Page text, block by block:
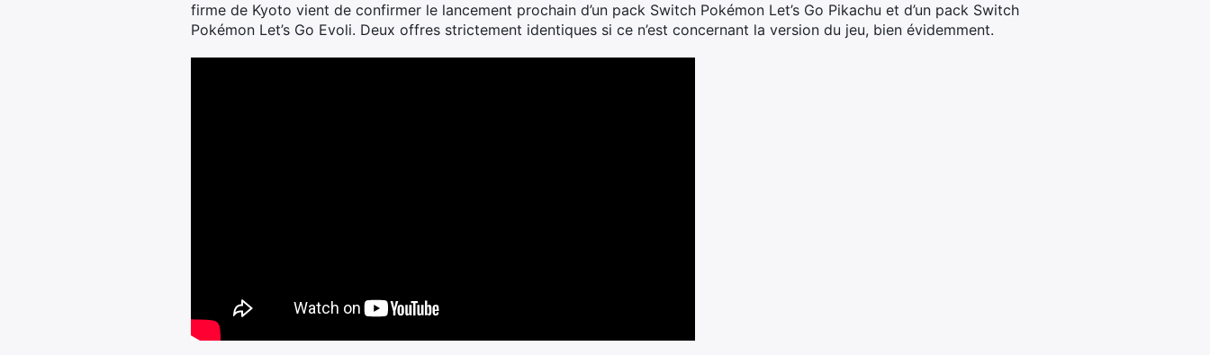
firme de Kyoto vient de confirmer le lancement prochain d’un pack Switch Pokémon Let’s Go Pikachu et d’un pack Switch
Pokémon Let’s Go Evoli. Deux offres strictement identiques si ce n’est concernant la version du jeu, bien évidemment.